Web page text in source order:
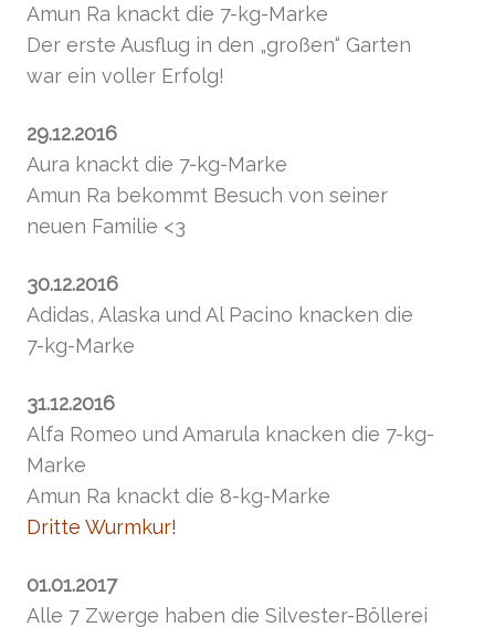
Amun Ra knackt die 7-kg-Marke
Der erste Ausflug in den „großen“ Garten
war ein voller Erfolg!
29.12.2016
Aura knackt die 7-kg-Marke
Amun Ra bekommt Besuch von seiner
neuen Familie <3
30.12.2016
Adidas, Alaska und Al Pacino knacken die
7-kg-Marke
31.12.2016
Alfa Romeo und Amarula knacken die 7-kg-
Marke
Amun Ra knackt die 8-kg-Marke
Dritte Wurmkur!
01.01.2017
Alle 7 Zwerge haben die Silvester-Böllerei